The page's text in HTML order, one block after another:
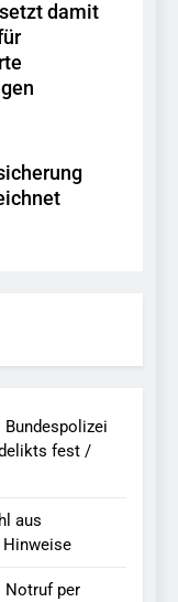
damit
fest /
aus
Notruf per